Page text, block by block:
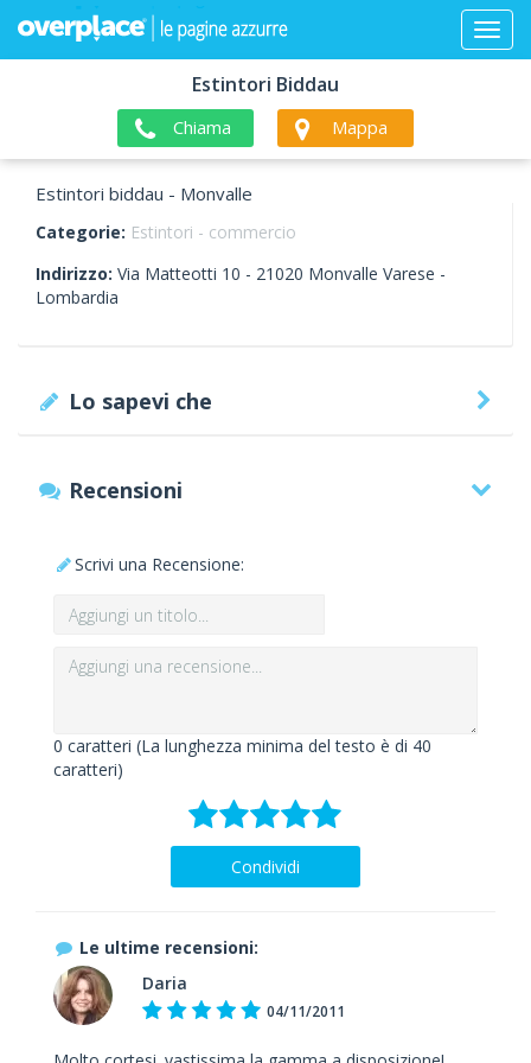
Estintori Biddau
Chiama Mappa
Estintori biddau - Monvalle
Categorie: Estintori - commercio
Indirizzo: Via Matteotti 10 - 21020 Monvalle Varese -
Lombardia
Lo sapevi che
Recensioni
Scrivi una Recensione:
0 caratteri (La lunghezza minima del testo è di 40
caratteri)
Condividi
Le ultime recensioni:
Daria
04/11/2011